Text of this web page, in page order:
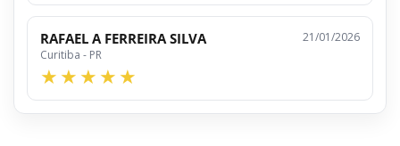
RAFAEL A FERREIRA SILVA
Curitiba - PR
21/01/2026